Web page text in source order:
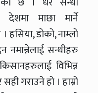
माछा मार्ने
डोको, नाम्लो
नमान्नेलाई सन्धीहरु
विभिन्न
गराउने हो । हाम्रो